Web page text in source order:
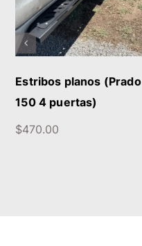
Estribos planos (Prado
150 4 puertas)
$470.00